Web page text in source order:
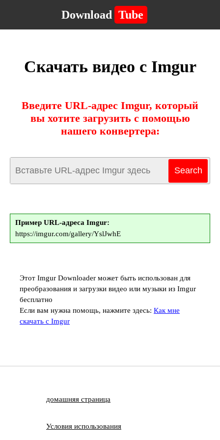
Download Tube
Скачать видео с Imgur
Введите URL-адрес Imgur, который
вы хотите загрузить с помощью
нашего конвертера:
Пример URL-адреса Imgur:
https://imgur.com/gallery/YslJwhE
Этот Imgur Downloader может быть использован для
преобразования и загрузки видео или музыки из Imgur
бесплатно
Если вам нужна помощь, нажмите здесь: Как мне
скачать с Imgur
домашняя страница
Условия использования